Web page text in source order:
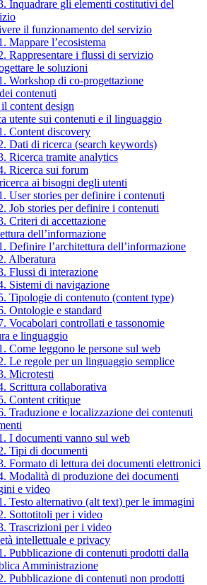
Inquadrare gli elementi costitutivi del
il funzionamento del servizio
Mappare l’ecosistema
Rappresentare i flussi di servizio
le soluzioni
Workshop di co-progettazione
contenuti
content design
utente sui contenuti e il linguaggio
Content discovery
Dati di ricerca (search keywords)
Ricerca tramite analytics
Ricerca sui forum
ai bisogni degli utenti
User stories per definire i contenuti
Job stories per definire i contenuti
Criteri di accettazione
dell’informazione
Definire l’architettura dell’informazione
Alberatura
Flussi di interazione
Sistemi di navigazione
Tipologie di contenuto (content type)
Ontologie e standard
Vocabolari controllati e tassonomie
e linguaggio
Come leggono le persone sul web
Le regole per un linguaggio semplice
Microtesti
Scrittura collaborativa
Content critique
Traduzione e localizzazione dei contenuti
I documenti vanno sul web
Tipi di documenti
Formato di lettura dei documenti elettronici
Modalità di produzione dei documenti
e video
Testo alternativo (alt text) per le immagini
Sottotitoli per i video
Trascrizioni per i video
intellettuale e privacy
Pubblicazione di contenuti prodotti dalla
Amministrazione
Pubblicazione di contenuti non prodotti